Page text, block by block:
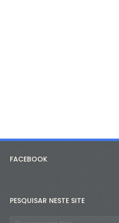
FACEBOOK
PESQUISAR NESTE SITE